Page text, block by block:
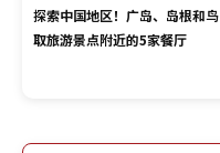
探索中国地区！广岛、岛根和鸟
取旅游景点附近的5家餐厅